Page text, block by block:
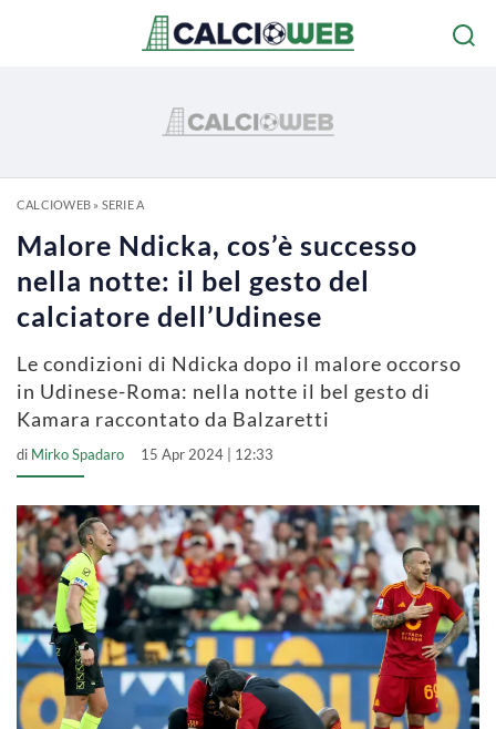
CALCIOWEB» SERIE A
Malore Ndicka, cos’è successo
nella notte: il bel gesto del
calciatore dell’Udinese
Le condizioni di Ndicka dopo il malore occorso
in Udinese-Roma: nella notte il bel gesto di
Kamara raccontato da Balzaretti
di Mirko Spadaro 15 Apr 2024 | 12:33